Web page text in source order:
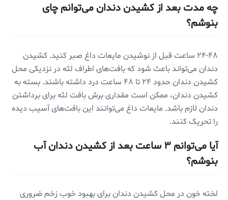
چه مدت بعد از کشیدن دندان می‌توانم چای
بنوشم؟
۲۴-۴۸ ساعت قبل از نوشیدن مایعات داغ صبر کنید. کشیدن
دندان می‌تواند باعث شود که بافت‌های اطراف لثه در نزدیکی محل
کشیدن دندان حدود ۲۴ تا ۴۸ ساعت درد داشته باشند. بسته به
کشیدن دندان، ممکن است مقداری برش بافت لثه برای برداشتن
دندان لازم باشد. مایعات داغ می‌توانند این بافت‌های آسیب دیده
را تحریک کنند.
آیا می‌توانم ۳ ساعت بعد از کشیدن دندان آب
بنوشم؟
لخته خون در محل کشیدن دندان برای بهبود خوب زخم ضروری